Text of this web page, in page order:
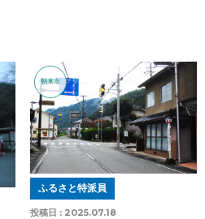
朝来市
投稿日 : 2025.07.18
ふるさと特派員